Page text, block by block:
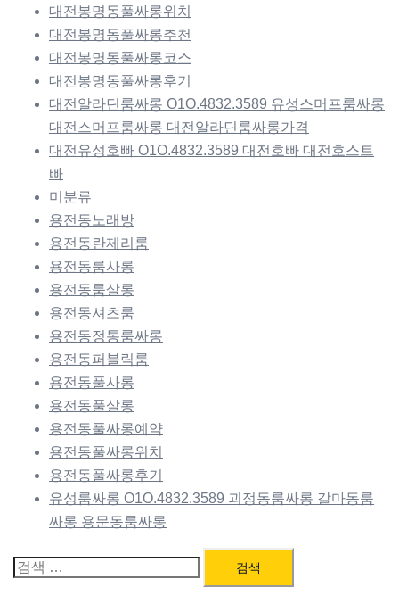
대전봉명동풀싸롱위치
대전봉명동풀싸롱추천
대전봉명동풀싸롱코스
대전봉명동풀싸롱후기
대전알라딘룸싸롱 O1O.4832.3589 유성스머프룸싸롱
대전스머프룸싸롱 대전알라딘룸싸롱가격
대전유성호빠 O1O.4832.3589 대전호빠 대전호스트
빠
미분류
용전동노래방
용전동란제리룸
용전동룸사롱
용전동룸살롱
용전동셔츠룸
용전동정통룸싸롱
용전동퍼블릭룸
용전동풀사롱
용전동풀살롱
용전동풀싸롱예약
용전동풀싸롱위치
용전동풀싸롱후기
유성룸싸롱 O1O.4832.3589 괴정동룸싸롱 갈마동룸
싸롱 용문동룸싸롱
검